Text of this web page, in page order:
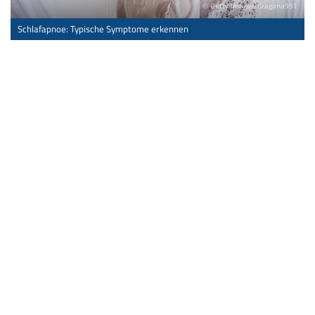
© Getty Images/dragana991
Schlafapnoe: Typische Symptome erkennen